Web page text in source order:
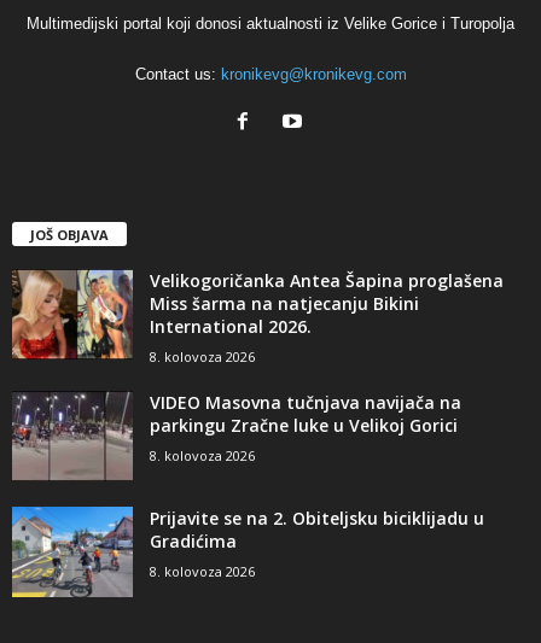
Multimedijski portal koji donosi aktualnosti iz Velike Gorice i Turopolja
Contact us: kronikevg@kronikevg.com
JOŠ OBJAVA
Velikogoričanka Antea Šapina proglašena
Miss šarma na natjecanju Bikini
International 2026.
8. kolovoza 2026
VIDEO Masovna tučnjava navijača na
parkingu Zračne luke u Velikoj Gorici
8. kolovoza 2026
Prijavite se na 2. Obiteljsku biciklijadu u
Gradićima
8. kolovoza 2026